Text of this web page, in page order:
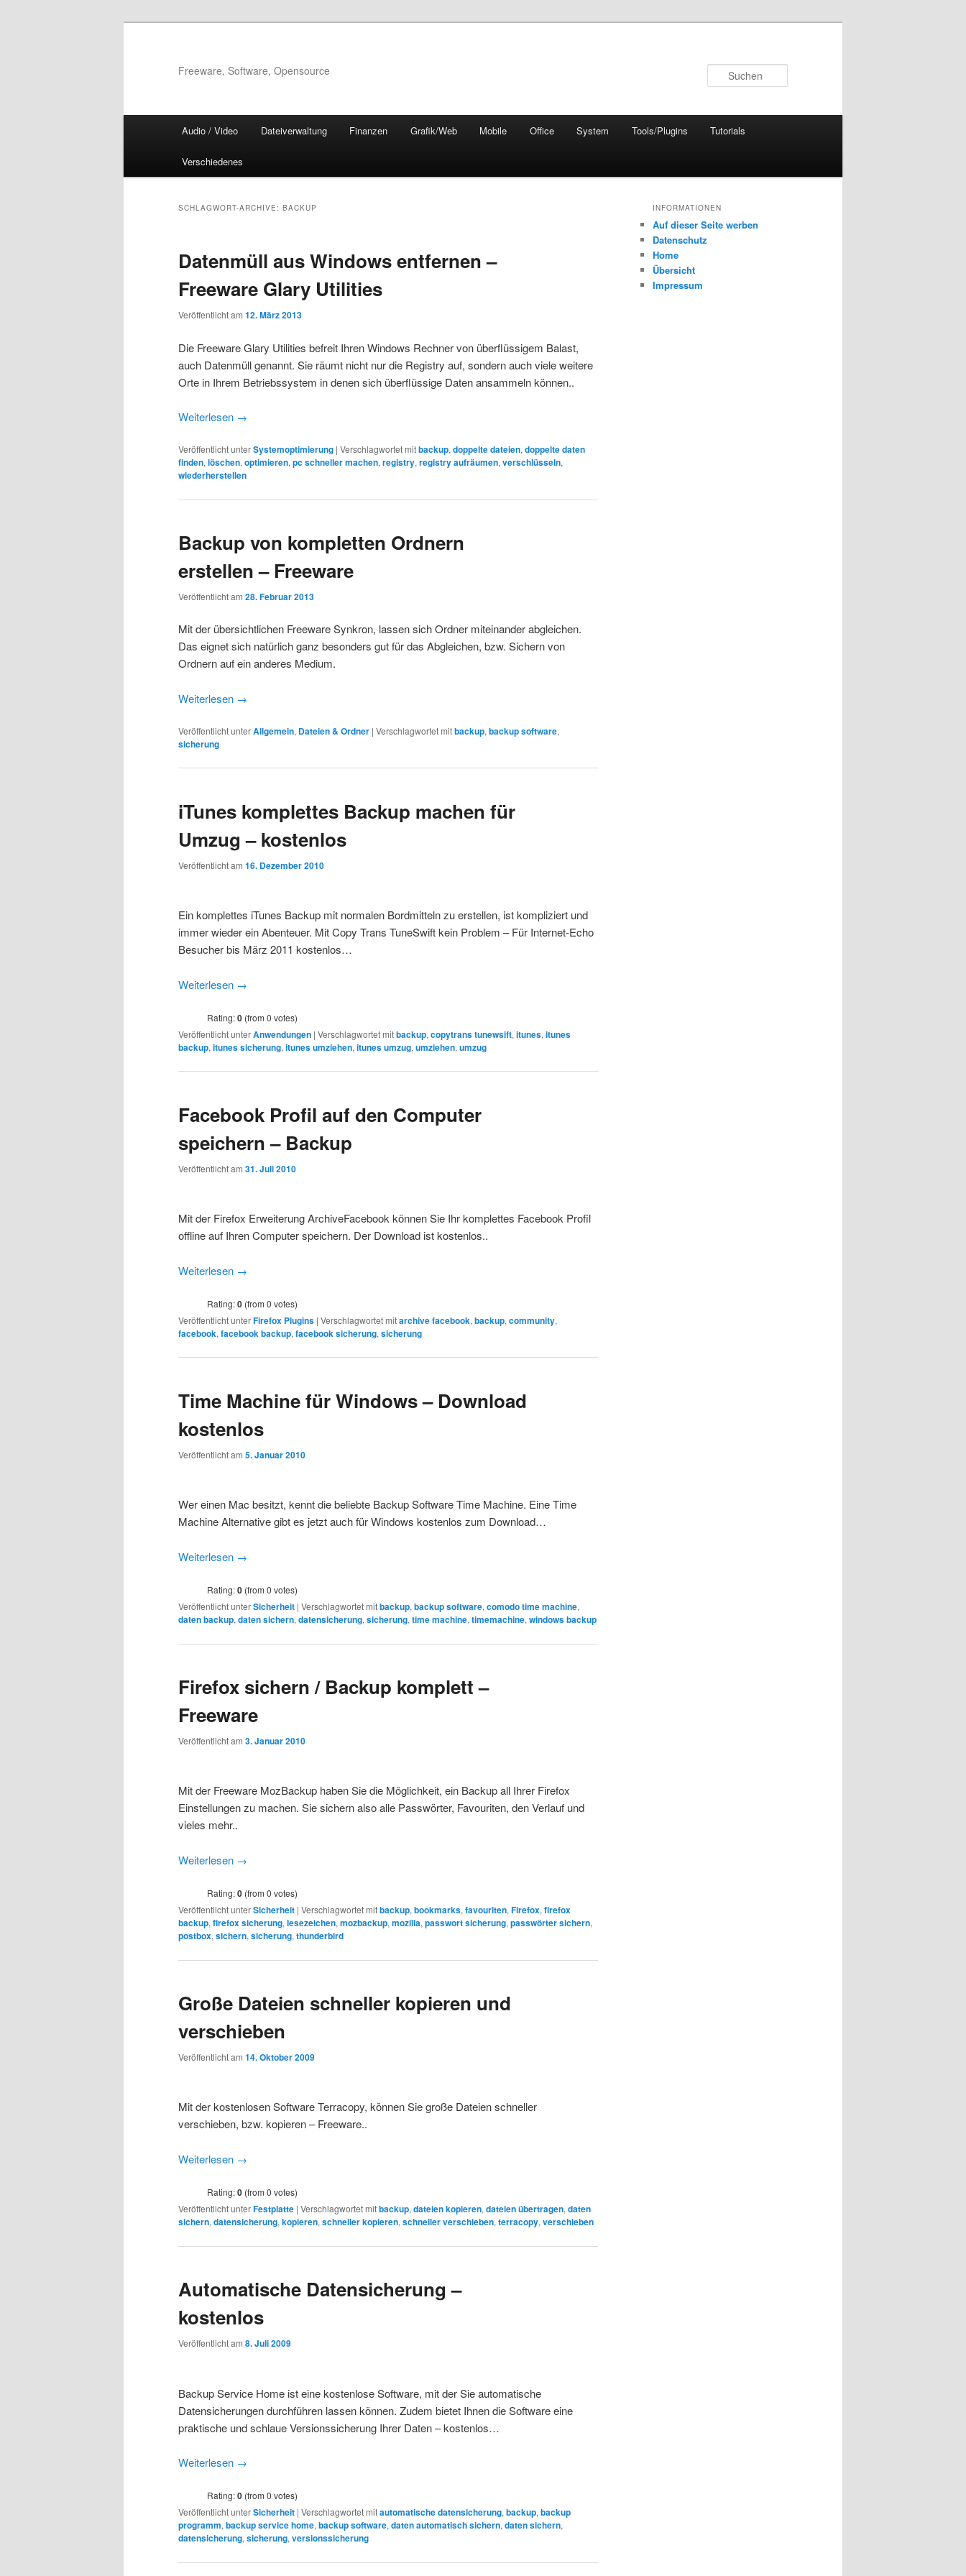
Freeware, Software, Opensource
Audio / Video Dateiverwaltung Finanzen Grafik/Web Mobile Office System Tools/Plugins Tutorials
Verschiedenes
SCHLAGWORT-ARCHIVE: BACKUP
Datenmüll aus Windows entfernen –
Freeware Glary Utilities
Veröffentlicht am 12. März 2013
Die Freeware Glary Utilities befreit Ihren Windows Rechner von überflüssigem Balast,
auch Datenmüll genannt. Sie räumt nicht nur die Registry auf, sondern auch viele weitere
Orte in Ihrem Betriebssystem in denen sich überflüssige Daten ansammeln können..
Weiterlesen →
Veröffentlicht unterSystemoptimierung | Verschlagwortet mitbackup, doppelte dateien, doppelte daten
finden, löschen, optimieren, pc schneller machen, registry, registry aufräumen, verschlüsseln,
wiederherstellen
Backup von kompletten Ordnern
erstellen – Freeware
Veröffentlicht am 28. Februar 2013
Mit der übersichtlichen Freeware Synkron, lassen sich Ordner miteinander abgleichen.
Das eignet sich natürlich ganz besonders gut für das Abgleichen, bzw. Sichern von
Ordnern auf ein anderes Medium.
Weiterlesen →
Veröffentlicht unterAllgemein, Dateien & Ordner | Verschlagwortet mitbackup, backup software,
sicherung
iTunes komplettes Backup machen für
Umzug – kostenlos
Veröffentlicht am 16. Dezember 2010
Ein komplettes iTunes Backup mit normalen Bordmitteln zu erstellen, ist kompliziert und
immer wieder ein Abenteuer. Mit Copy Trans TuneSwift kein Problem – Für Internet-Echo
Besucher bis März 2011 kostenlos…
Weiterlesen →
Rating:0 (from 0 votes)
Veröffentlicht unterAnwendungen | Verschlagwortet mitbackup, copytrans tunewsift, itunes, itunes
backup, itunes sicherung, itunes umziehen, itunes umzug, umziehen, umzug
Facebook Profil auf den Computer
speichern – Backup
Veröffentlicht am 31. Juli 2010
Mit der Firefox Erweiterung ArchiveFacebook können Sie Ihr komplettes Facebook Profil
offline auf Ihren Computer speichern. Der Download ist kostenlos..
Weiterlesen →
Rating:0 (from 0 votes)
Veröffentlicht unterFirefox Plugins | Verschlagwortet mitarchive facebook, backup, community,
facebook, facebook backup, facebook sicherung, sicherung
Time Machine für Windows – Download
kostenlos
Veröffentlicht am 5. Januar 2010
Wer einen Mac besitzt, kennt die beliebte Backup Software Time Machine. Eine Time
Machine Alternative gibt es jetzt auch für Windows kostenlos zum Download…
Weiterlesen →
Rating:0 (from 0 votes)
Veröffentlicht unterSicherheit | Verschlagwortet mitbackup, backup software, comodo time machine,
daten backup, daten sichern, datensicherung, sicherung, time machine, timemachine, windows backup
Firefox sichern / Backup komplett –
Freeware
Veröffentlicht am 3. Januar 2010
Mit der Freeware MozBackup haben Sie die Möglichkeit, ein Backup all Ihrer Firefox
Einstellungen zu machen. Sie sichern also alle Passwörter, Favouriten, den Verlauf und
vieles mehr..
Weiterlesen →
Rating:0 (from 0 votes)
Veröffentlicht unterSicherheit | Verschlagwortet mitbackup, bookmarks, favouriten, Firefox, firefox
backup, firefox sicherung, lesezeichen, mozbackup, mozilla, passwort sicherung, passwörter sichern,
postbox, sichern, sicherung, thunderbird
Große Dateien schneller kopieren und
verschieben
Veröffentlicht am 14. Oktober 2009
Mit der kostenlosen Software Terracopy, können Sie große Dateien schneller
verschieben, bzw. kopieren – Freeware..
Weiterlesen →
Rating:0 (from 0 votes)
Veröffentlicht unterFestplatte | Verschlagwortet mitbackup, dateien kopieren, dateien übertragen, daten
sichern, datensicherung, kopieren, schneller kopieren, schneller verschieben, terracopy, verschieben
Automatische Datensicherung –
kostenlos
Veröffentlicht am 8. Juli 2009
Backup Service Home ist eine kostenlose Software, mit der Sie automatische
Datensicherungen durchführen lassen können. Zudem bietet Ihnen die Software eine
praktische und schlaue Versionssicherung Ihrer Daten – kostenlos…
Weiterlesen →
Rating:0 (from 0 votes)
Veröffentlicht unterSicherheit | Verschlagwortet mitautomatische datensicherung, backup, backup
programm, backup service home, backup software, daten automatisch sichern, daten sichern,
datensicherung, sicherung, versionssicherung
INFORMATIONEN
Auf dieser Seite werben
Datenschutz
Home
Übersicht
Impressum